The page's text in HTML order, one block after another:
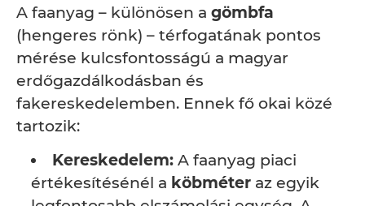
A faanyag – különösen a gömbfa
(hengeres rönk) – térfogatának pontos
mérése kulcsfontosságú a magyar
erdőgazdálkodásban és
fakereskedelemben. Ennek fő okai közé
tartozik:
Kereskedelem: A faanyag piaci
értékesítésénél a köbméter az egyik